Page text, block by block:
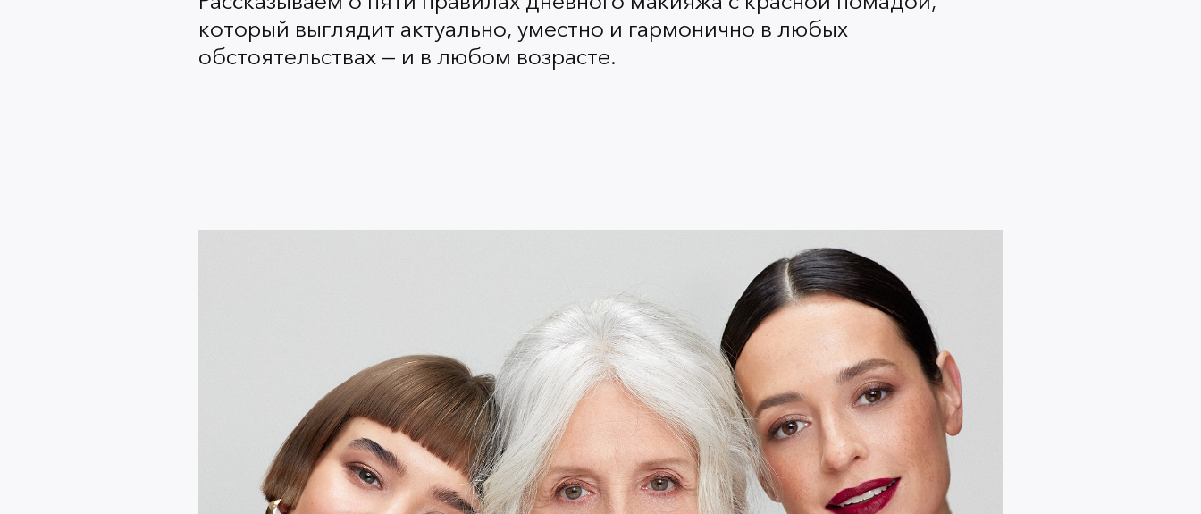
другие зоны.
Сдержанный макияж глаз оттенит яркие губы.
✅ Черные, коричневые или серые стрелки подводкой или
стойким карандашом для глаз.
Коричневые стрелкистойким карандашом для глаз Color
Salute Slide & Stay в оттенке Robin
который выглядит актуально, уместно и гармонично в любых
обстоятельствах — и в любом возрасте.